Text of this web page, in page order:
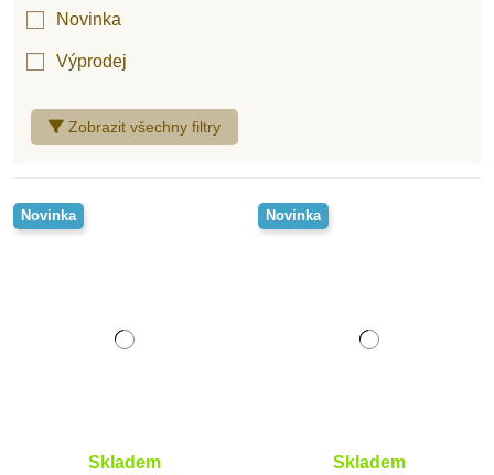
Zobrazit všechny filtry
Novinka
Výprodej
Novinka
Skladem
Novinka
Skladem